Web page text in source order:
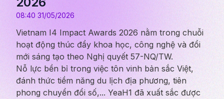
08:40 31/05/2026
Vietnam I4 Impact Awards 2026 nằm trong chuỗi
hoạt động thúc đẩy khoa học, công nghệ và đổi
mới sáng tạo theo Nghị quyết 57-NQ/TW.
Nỗ lực bền bỉ trong việc tôn vinh bản sắc Việt,
đánh thức tiềm năng du lịch địa phương, tiên
phong chuyển đổi số,... YeaH1 đã xuất sắc được